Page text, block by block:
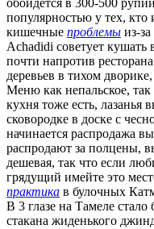
обойдется в 300-500
популярностью у тех,
кишечные проблемы из-
Achadidi советует кушать
почти напротив
деревьев в тихом
Меню как непальское, так
кухня тоже есть, лазанья
сковородке в доске с
начинается распродажа
распродают за полцены,
дешевая, так что если
грядущий имейте это
практика в булочных
В 3 глазе на Тамеле
стакана жиденького